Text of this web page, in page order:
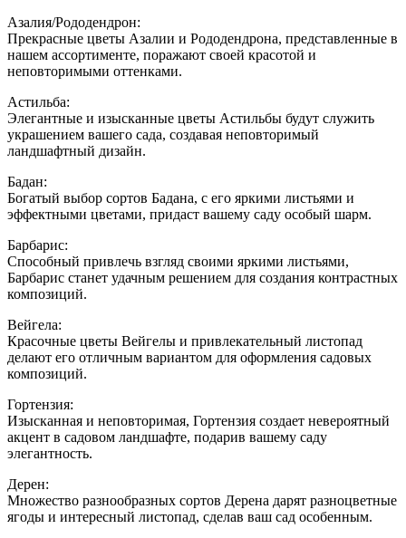
Азалия/Рододендрон:
Прекрасные цветы Азалии и Рододендрона, представленные в
нашем ассортименте, поражают своей красотой и
неповторимыми оттенками.
Астильба:
Элегантные и изысканные цветы Астильбы будут служить
украшением вашего сада, создавая неповторимый
ландшафтный дизайн.
Бадан:
Богатый выбор сортов Бадана, с его яркими листьями и
эффектными цветами, придаст вашему саду особый шарм.
Барбарис:
Способный привлечь взгляд своими яркими листьями,
Барбарис станет удачным решением для создания контрастных
композиций.
Вейгела:
Красочные цветы Вейгелы и привлекательный листопад
делают его отличным вариантом для оформления садовых
композиций.
Гортензия:
Изысканная и неповторимая, Гортензия создает невероятный
акцент в садовом ландшафте, подарив вашему саду
элегантность.
Дерен:
Множество разнообразных сортов Дерена дарят разноцветные
ягоды и интересный листопад, сделав ваш сад особенным.